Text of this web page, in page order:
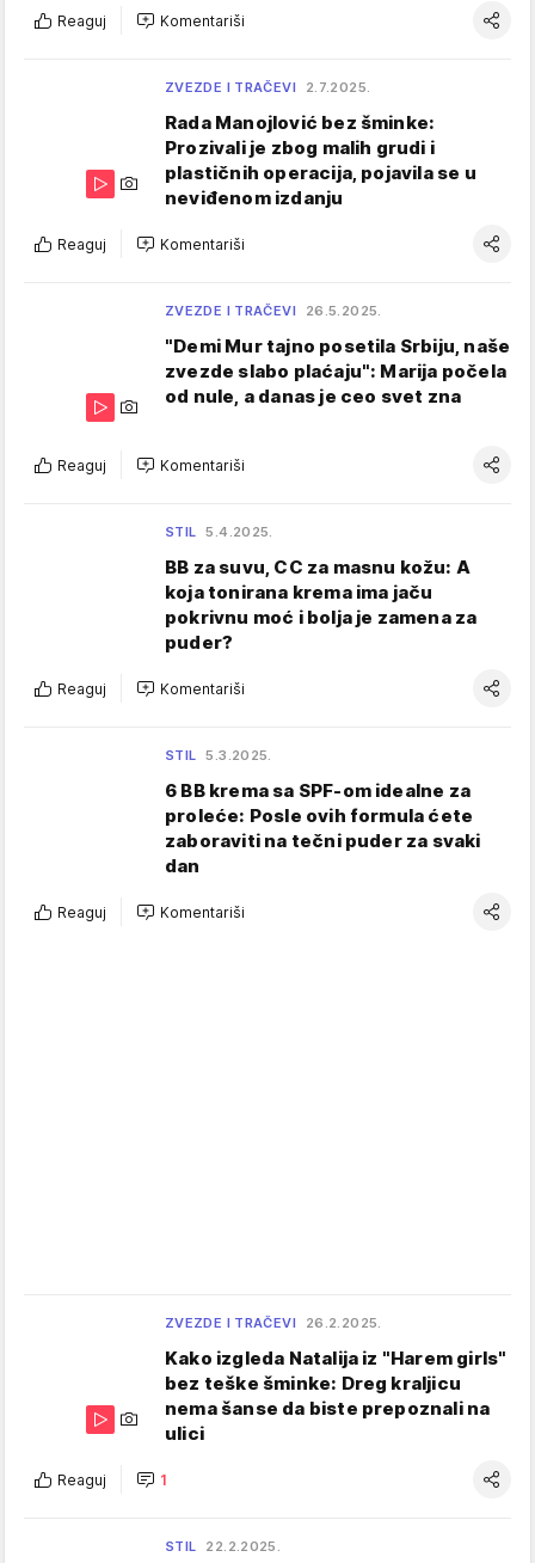
Reaguj Komentariši
ZVEZDE I TRAČEVI 2.7.2025.
Rada Manojlović bez šminke:
Prozivali je zbog malih grudi i
plastičnih operacija, pojavila se u
neviđenom izdanju
Reaguj Komentariši
ZVEZDE I TRAČEVI 26.5.2025.
"Demi Mur tajno posetila Srbiju, naše
zvezde slabo plaćaju": Marija počela
od nule, a danas je ceo svet zna
Reaguj Komentariši
STIL 5.4.2025.
BB za suvu, CC za masnu kožu: A
koja tonirana krema ima jaču
pokrivnu moć i bolja je zamena za
puder?
Reaguj Komentariši
STIL 5.3.2025.
6 BB krema sa SPF-om idealne za
proleće: Posle ovih formula ćete
zaboraviti na tečni puder za svaki
dan
Reaguj Komentariši
ZVEZDE I TRAČEVI 26.2.2025.
Kako izgleda Natalija iz "Harem girls"
bez teške šminke: Dreg kraljicu
nema šanse da biste prepoznali na
ulici
Reaguj 1
STIL 22.2.2025.